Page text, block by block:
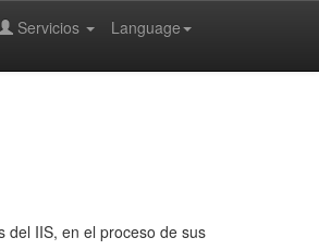
Language
Servicios
del IIS, en el proceso de sus